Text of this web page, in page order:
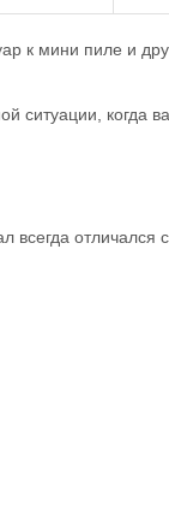
к мини пиле и
ситуации, когда
всегда отличался